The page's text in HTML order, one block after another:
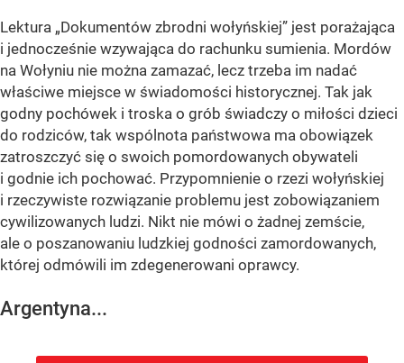
Lektura „Dokumentów zbrodni wołyńskiej” jest porażająca
i jednocześnie wzywająca do rachunku sumienia. Mordów
na Wołyniu nie można zamazać, lecz trzeba im nadać
właściwe miejsce w świadomości historycznej. Tak jak
godny pochówek i troska o grób świadczy o miłości dzieci
do rodziców, tak wspólnota państwowa ma obowiązek
zatroszczyć się o swoich pomordowanych obywateli
i godnie ich pochować. Przypomnienie o rzezi wołyńskiej
i rzeczywiste rozwiązanie problemu jest zobowiązaniem
cywilizowanych ludzi. Nikt nie mówi o żadnej zemście,
ale o poszanowaniu ludzkiej godności zamordowanych,
której odmówili im zdegenerowani oprawcy.
Argentyna...